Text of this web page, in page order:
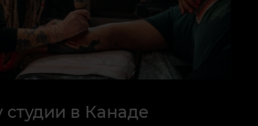
студии в Канаде